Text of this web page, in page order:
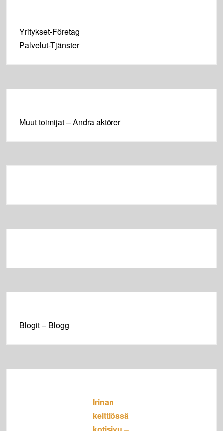
Yritykset-Företag
Palvelut-Tjänster
Muut toimijat – Andra aktörer
Blogit – Blogg
Irinan
keittiössä